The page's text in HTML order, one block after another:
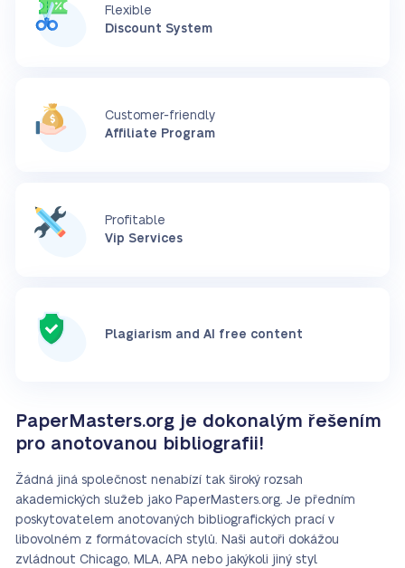
Flexible
Discount System
Customer-friendly
Affiliate Program
Profitable
Vip Services
Plagiarism and AI free content
PaperMasters.org je dokonalým řešením
pro anotovanou bibliografii!
Žádná jiná společnost nenabízí tak široký rozsah
akademických služeb jako PaperMasters.org. Je předním
poskytovatelem anotovaných bibliografických prací v
libovolném z formátovacích stylů. Naši autoři dokážou
zvládnout Chicago, MLA, APA nebo jakýkoli jiný styl